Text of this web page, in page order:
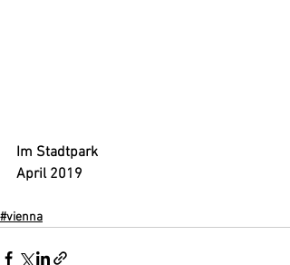
Im Stadtpark
April 2019
#vienna